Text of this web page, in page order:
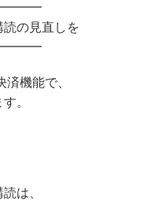
読の見直しを
機能で、
。
は、